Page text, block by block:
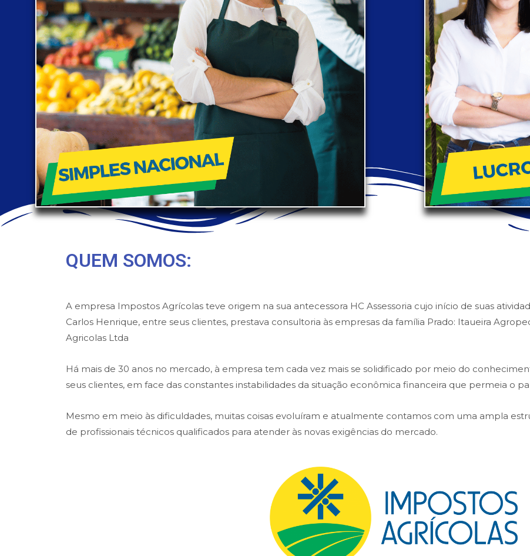
QUEM SOMOS:
A empresa Impostos Agrícolas teve origem na sua antecessora HC Assessoria cujo início de suas
Carlos Henrique, entre seus clientes, prestava consultoria às empresas da família Prado: Itaueira
Agricolas Ltda
Há mais de 30 anos no mercado, à empresa tem cada vez mais se solidificado por meio do
seus clientes, em face das constantes instabilidades da situação econômica financeira que permeia o
Mesmo em meio às dificuldades, muitas coisas evoluíram e atualmente contamos com uma ampla
de profissionais técnicos qualificados para atender às novas exigências do mercado.